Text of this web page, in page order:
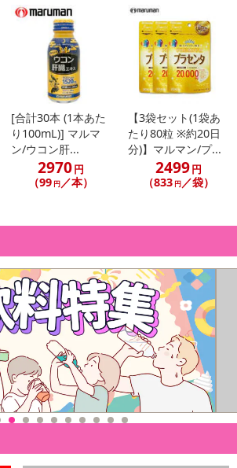
シ本体：ブルー
分：約幅/0.6cm×長さ/2.0cm
商品について】
ルはお受けできません。
ずご確認いただき、お届けする商品セット
うえでお申し込みください。
リニューアル（成分など含む）等により、
のバーコードなど、お届け商品と多少異な
原料原産地表示制度]の経過措置期間の終
記載の原産国・原材料の表記が旧表記の場
いた上でお申込みください。なお、本理由
ンセル・返品交換は対応いたしかねます。
[合計30本 (1本あた
り100mL)] マルマ
ン/ウコン肝...
2970円
（99 円 ／本）
【3袋セット(1袋あ
たり80粒 ※約20日
分)】マルマン/プ...
2499円
（833 円 ／袋）